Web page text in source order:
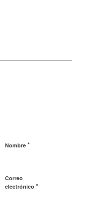
Nombre *
Correo
electrónico *